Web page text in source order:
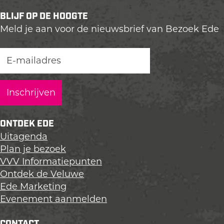
l
d
z
p
a
g
i
n
a
o
p
L
i
n
k
l
d
z
p
a
g
i
a
o
p
F
a
c
e
l
d
z
p
a
g
i
a
o
p
X
BLIJF OP DE HOOGTE
Meld je aan voor de nieuwsbrief van Bezoek Ede
ONTDEK EDE
Uitagenda
Plan je bezoek
VVV Informatiepunten
Ontdek de Veluwe
Ede Marketing
Evenement aanmelden